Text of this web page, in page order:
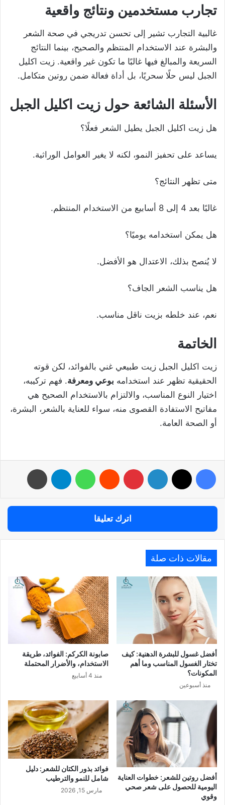
تجارب مستخدمين ونتائج واقعية
غالبية التجارب تشير إلى تحسن تدريجي في صحة الشعر
والبشرة عند الاستخدام المنتظم والصحيح، بينما النتائج
السريعة والمبالغ فيها غالبًا ما تكون غير واقعية. زيت اكليل
الجبل ليس حلًا سحريًا، بل أداة فعالة ضمن روتين متكامل.
الأسئلة الشائعة حول زيت اكليل الجبل
هل زيت اكليل الجبل يطيل الشعر فعلًا؟
يساعد على تحفيز النمو، لكنه لا يغير العوامل الوراثية.
متى تظهر النتائج؟
غالبًا بعد 4 إلى 8 أسابيع من الاستخدام المنتظم.
هل يمكن استخدامه يوميًا؟
لا يُنصح بذلك، الاعتدال هو الأفضل.
هل يناسب الشعر الجاف؟
نعم، عند خلطه بزيت ناقل مناسب.
الخاتمة
زيت اكليل الجبل زيت طبيعي غني بالفوائد، لكن قوته
الحقيقية تظهر عند استخدامه بوعي ومعرفة. فهم تركيبه،
اختيار النوع المناسب، والالتزام بالاستخدام الصحيح هي
مفاتيح الاستفادة القصوى منه، سواء للعناية بالشعر، البشرة،
أو الصحة العامة.
فيسبوك لينكدإن بينتيريست واتساب تيلقرام
اترك تعليقا
مقالات ذات صلة
أفضل غسول للبشرة الدهنية: كيف
تختار الغسول المناسب وما أهم
المكونات؟
منذ أسبوعين
صابونة الكركم: الفوائد، طريقة
الاستخدام، والأضرار المحتملة
منذ 4 أسابيع
أفضل روتين للشعر: خطوات العناية
اليومية للحصول على شعر صحي
وقوي
فوائد بذور الكتان للشعر: دليل
شامل للنمو والترطيب
مارس 15, 2026